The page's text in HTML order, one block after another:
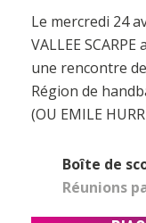
Le mercredi 24
VALLEE
une rencontre
Région de
(OU EMILE
Boîte de
Réunions